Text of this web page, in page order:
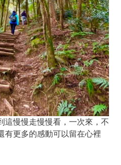
這慢慢走慢慢看，一次來，不
有更多的感動可以留在心裡